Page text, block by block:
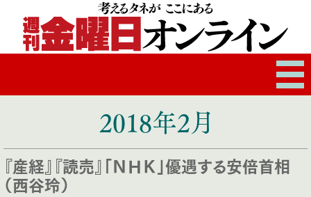
2018年2月
『産経』『読売』「ＮＨＫ」優遇する安倍首相
（西谷玲）